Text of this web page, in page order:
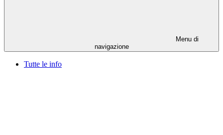
Menu di
navigazione
Tutte le info